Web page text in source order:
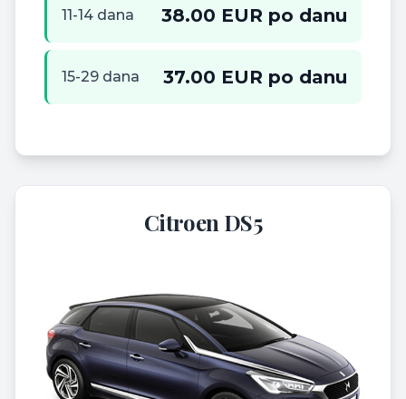
11-14 dana 38.00 EUR po danu
15-29 dana 37.00 EUR po danu
Citroen DS5